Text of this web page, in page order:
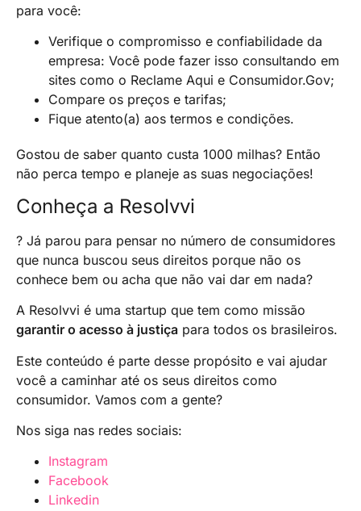
para você:
Verifique o compromisso e confiabilidade da
empresa: Você pode fazer isso consultando em
sites como o Reclame Aqui e Consumidor.Gov;
Compare os preços e tarifas;
Fique atento(a) aos termos e condições.
Gostou de saber quanto custa 1000 milhas? Então
não perca tempo e planeje as suas negociações!
Conheça a Resolvvi
? Já parou para pensar no número de consumidores
que nunca buscou seus direitos porque não os
conhece bem ou acha que não vai dar em nada?
A Resolvvi é uma startup que tem como missão
garantir o acesso à justiça para todos os brasileiros.
Este conteúdo é parte desse propósito e vai ajudar
você a caminhar até os seus direitos como
consumidor. Vamos com a gente?
Nos siga nas redes sociais:
Instagram
Facebook
Linkedin